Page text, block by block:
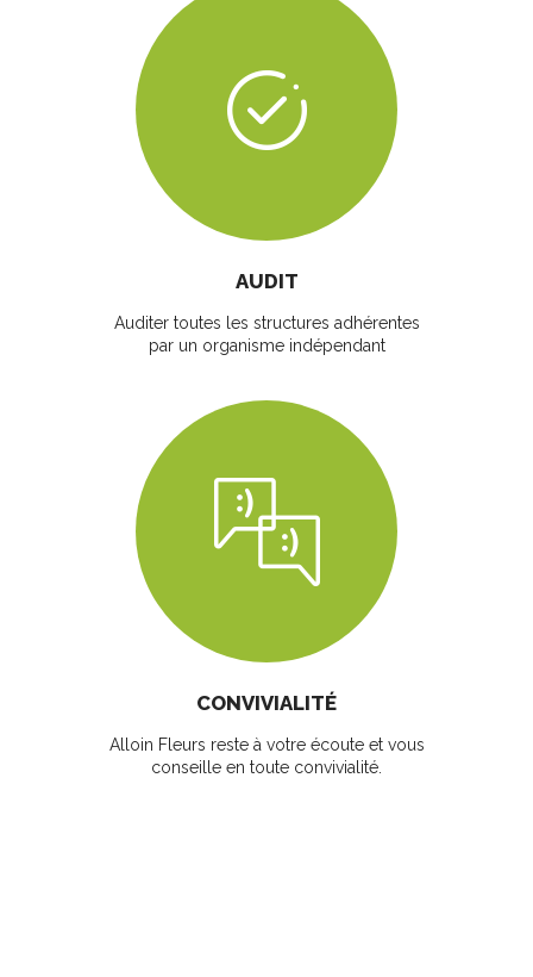
AUDIT
Auditer toutes les structures adhérentes
par un organisme indépendant
CONVIVIALITÉ
Alloin Fleurs reste à votre écoute et vous
conseille en toute convivialité.